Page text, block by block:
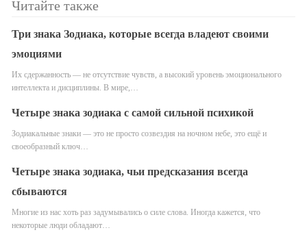
Читайте также
Три знака Зодиака, которые всегда владеют своими
эмоциями
Их сдержанность — не отсутствие чувств, а высокий уровень эмоционального
интеллекта и дисциплины. В мире,…
Четыре знака зодиака с самой сильной психикой
Зодиакальные знаки — это не просто созвездия на ночном небе, это ещё и
своеобразный ключ…
Четыре знака зодиака, чьи предсказания всегда
сбываются
Многие из нас хоть раз задумывались о силе слова. Иногда кажется, что
некоторые люди обладают…